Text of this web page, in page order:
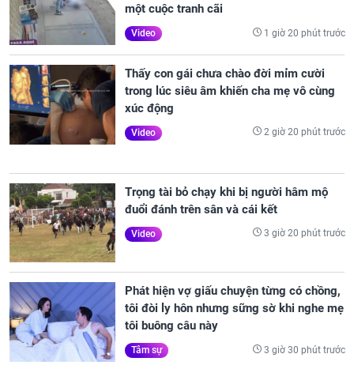
một cuộc tranh cãi
Video 1 giờ 20 phút trước
Thấy con gái chưa chào đời mỉm cười
trong lúc siêu âm khiến cha mẹ vô cùng
xúc động
Video 2 giờ 20 phút trước
Trọng tài bỏ chạy khi bị người hâm mộ
đuổi đánh trên sân và cái kết
Video 3 giờ 20 phút trước
Phát hiện vợ giấu chuyện từng có chồng,
tôi đòi ly hôn nhưng sững sờ khi nghe mẹ
tôi buông câu này
Tâm sự 3 giờ 30 phút trước